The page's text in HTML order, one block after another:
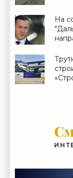
На